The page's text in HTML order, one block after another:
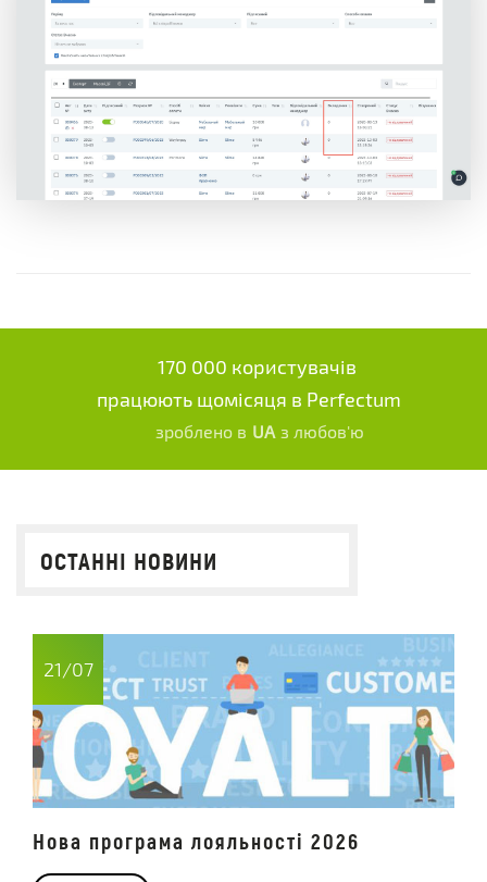
170 000 користувачів
працюють щомісяця в Perfectum
зроблено в UA з любов'ю
ОСТАННІ НОВИНИ
21/07
Нова програма лояльності 2026